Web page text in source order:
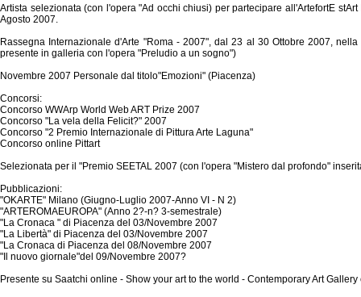
Artista selezionata (con l'opera "Ad occhi chiusi) per partecipare all'ArtefortE
Agosto 2007.
Rassegna Internazionale d'Arte "Roma - 2007", dal 23 al 30 Ottobre 2007,
presente in galleria con l'opera "Preludio a un sogno")
Novembre 2007 Personale dal titolo"Emozioni" (Piacenza)
Concorsi:
Concorso WWArp World Web ART Prize 2007
Concorso "La vela della Felicit?" 2007
Concorso "2 Premio Internazionale di Pittura Arte Laguna"
Concorso online Pittart
Selezionata per il "Premio SEETAL 2007 (con l'opera "Mistero dal profondo"
Pubblicazioni:
"OKARTE" Milano (Giugno-Luglio 2007-Anno VI - N 2)
"ARTEROMAEUROPA" (Anno 2?-n? 3-semestrale)
"La Cronaca " di Piacenza del 03/Novembre 2007
"La Libertà" di Piacenza del 03/Novembre 2007
"La Cronaca di Piacenza del 08/Novembre 2007
"Il nuovo giornale"del 09/Novembre 2007?
Presente su Saatchi online - Show your art to the world - Contemporary Art